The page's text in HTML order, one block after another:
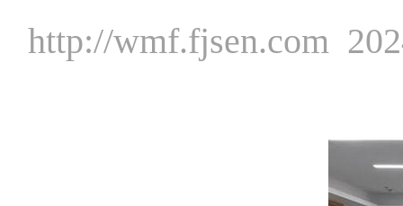
http://wmf.fjsen.com